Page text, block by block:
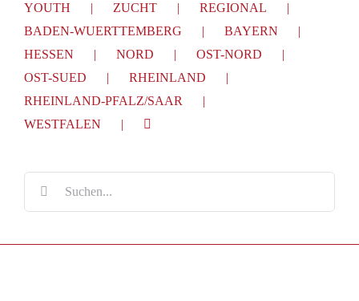
YOUTH
ZUCHT
REGIONAL
BADEN-WUERTTEMBERG
BAYERN
HESSEN
NORD
OST-NORD
OST-SUED
RHEINLAND
RHEINLAND-PFALZ/SAAR
WESTFALEN
Suche
nach: